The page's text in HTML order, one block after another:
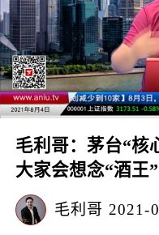
毛利哥：茅台“核
大家会想念“酒王”
毛利哥 2021-